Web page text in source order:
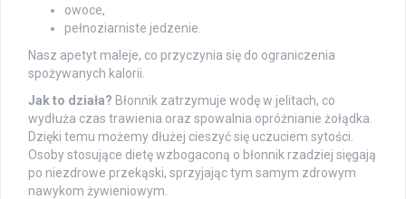
owoce,
pełnoziarniste jedzenie.
Nasz apetyt maleje, co przyczynia się do ograniczenia
spożywanych kalorii.
Jak to działa? Błonnik zatrzymuje wodę w jelitach, co
wydłuża czas trawienia oraz spowalnia opróżnianie żołądka.
Dzięki temu możemy dłużej cieszyć się uczuciem sytości.
Osoby stosujące dietę wzbogaconą o błonnik rzadziej sięgają
po niezdrowe przekąski, sprzyjając tym samym zdrowym
nawykom żywieniowym.